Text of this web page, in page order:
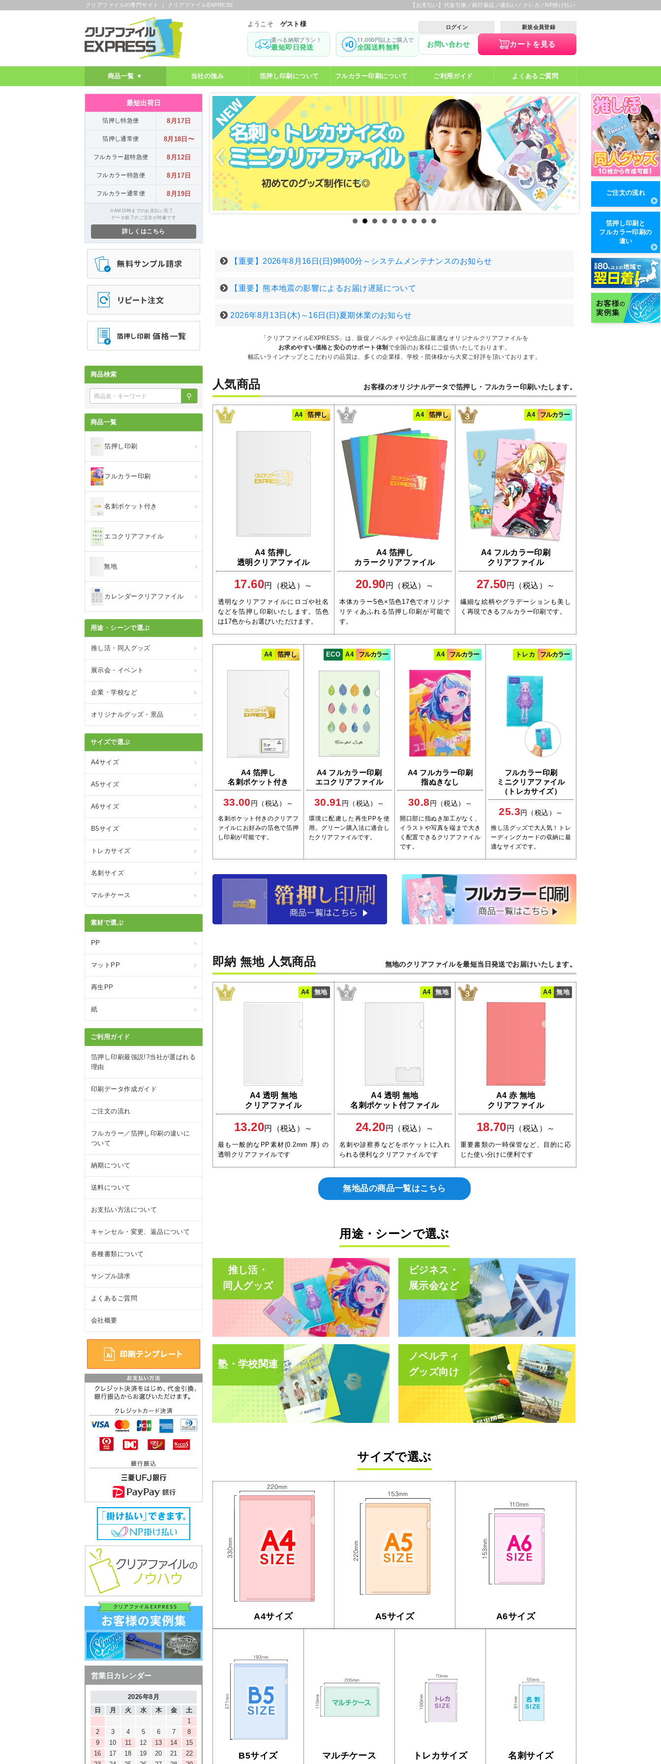
ご注文の流れ
箔押し印刷と
フルカラー印刷の
違い
クリアファイルの専門サイト ｜ クリアファイルEXPRESS 【お支払い】代金引換／銀行振込／後払い／クレカ／NP掛け払い
ようこそ ゲスト様
選べる納期プラン！
最短即日発送
11,000円以上ご購入で
全国送料無料
ログイン 新規会員登録
お問い合わせ カートを見る
商品一覧 ▼ 当社の強み 箔押し印刷について フルカラー印刷について ご利用ガイド よくあるご質問
【重要】2026年8月16日(日)9時00分～システムメンテナンスのお知らせ
【重要】熊本地震の影響によるお届け遅延について
2026年8月13日(木)～16日(日)夏期休業のお知らせ
「クリアファイルEXPRESS」は、販促ノベルティや記念品に最適なオリジナルクリアファイルを
お求めやすい価格と安心のサポート体制 で全国のお客様にご提供いたしております。
幅広いラインナップとこだわりの品質は、多くの企業様、学校・団体様から大変ご好評を頂いております。
人気商品 お客様のオリジナルデータで箔押し・フルカラー印刷いたします。
A4 箔押し
A4 箔押し
透明クリアファイル
17.60円（税込）～
透明なクリアファイルにロゴや社名
などを箔押し印刷いたします。箔色
は17色からお選びいただけます。
A4 箔押し
A4 箔押し
カラークリアファイル
20.90円（税込）～
本体カラー5色×箔色17色でオリジナ
リティあふれる箔押し印刷が可能で
す。
A4 フルカラー
A4 フルカラー印刷
クリアファイル
27.50円（税込）～
繊細な絵柄やグラデーションも美し
く再現できるフルカラー印刷です。
A4 箔押し
A4 箔押し
名刺ポケット付き
33.00円（税込）～
名刺ポケット付きのクリアフ
ァイルにお好みの箔色で箔押
し印刷が可能です。
ECO A4 フルカラー
A4 フルカラー印刷
エコクリアファイル
30.91円（税込）～
環境に配慮した再生PPを使
用。グリーン購入法に適合し
たクリアファイルです。
A4 フルカラー
A4 フルカラー印刷
指ぬきなし
30.8円（税込）～
開口部に指ぬき加工がなく、
イラストや写真を端まで大き
く配置できるクリアファイル
です。
トレカ フルカラー
フルカラー印刷
ミニクリアファイル
（トレカサイズ）
25.3円（税込）～
推し活グッズで大人気！トレ
ーディングカードの収納に最
適なサイズです。
即納 無地 人気商品 無地のクリアファイルを最短当日発送でお届けいたします。
A4 無地
A4 透明 無地
クリアファイル
13.20円（税込）～
最も一般的なPP素材(0.2mm 厚) の
透明クリアファイルです
A4 無地
A4 透明 無地
名刺ポケット付ファイル
24.20円（税込）～
名刺や診察券などをポケットに入れ
られる便利なクリアファイルです
A4 無地
A4 赤 無地
クリアファイル
18.70円（税込）～
重要書類の一時保管など、目的に応
じた使い分けに便利です
無地品の商品一覧はこちら
用途・シーンで選ぶ
推し活・
同人グッズ
ビジネス・
展示会など
塾・学校関連
ノベルティ
グッズ向け
サイズで選ぶ
A4サイズ A5サイズ A6サイズ
B5サイズ マルチケース トレカサイズ 名刺サイズ
最短出荷日
箔押し特急便 8月17日
箔押し通常便 8月18日〜
フルカラー超特急便 8月12日
フルカラー特急便 8月17日
フルカラー通常便 8月19日
※AM10時までのお支払い完了、
データ校了のご注文が対象です
詳しくはこちら
商品検索
⚲
商品一覧
箔押し印刷 ›
フルカラー印刷 ›
名刺ポケット付き ›
エコクリアファイル ›
無地 ›
カレンダークリアファイル ›
用途・シーンで選ぶ
推し活・同人グッズ ›
展示会・イベント ›
企業・学校など ›
オリジナルグッズ・景品 ›
サイズで選ぶ
A4サイズ ›
A5サイズ ›
A6サイズ ›
B5サイズ ›
トレカサイズ ›
名刺サイズ ›
マルチケース ›
素材で選ぶ
PP ›
マットPP ›
再生PP ›
紙 ›
ご利用ガイド
箔押し印刷最強説!?当社が選ばれる
理由
印刷データ作成ガイド
ご注文の流れ
フルカラー／箔押し印刷の違いに
ついて
納期について
送料について
お支払い方法について
キャンセル・変更、返品について
各種書類について
サンプル請求
よくあるご質問
会社概要
営業日カレンダー
2026年8月
日
月 火 水 木 金
土
1
2
3 4 5 6 7
8
9
10 11 12 13 14
15
16
17 18 19 20 21
22